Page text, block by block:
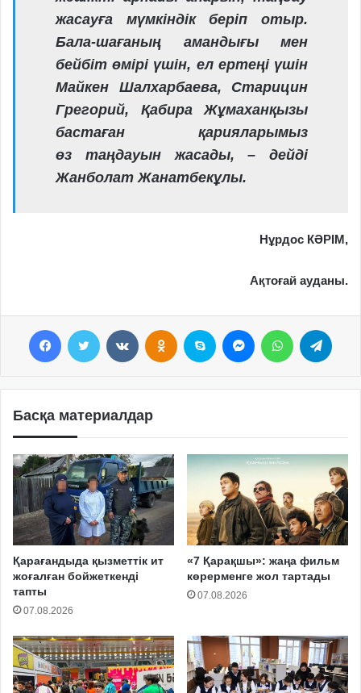
жасауға мүмкіндік беріп отыр.
Бала-шағаның амандығы мен
бейбіт өмірі үшін, ел ертеңі үшін
Майкен Шалхарбаева, Старицин
Грегорий, Қабира Жұмаханқызы
бастаған
қарияларымыз
өз таңдауын жасады, – дейді
Жанболат Жанатбекұлы.
Нұрдос КӘРІМ,
Ақтоғай ауданы.
Басқа материалдар
Қарағандыда қызметтік ит
жоғалған бойжеткенді
тапты
07.08.2026
«7 Қарақшы»: жаңа фильм
көрерменге жол тартады
07.08.2026